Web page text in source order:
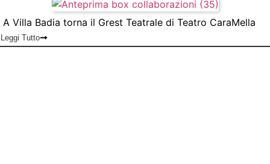
A Villa Badia torna il Grest Teatrale di Teatro CaraMella
Leggi Tutto